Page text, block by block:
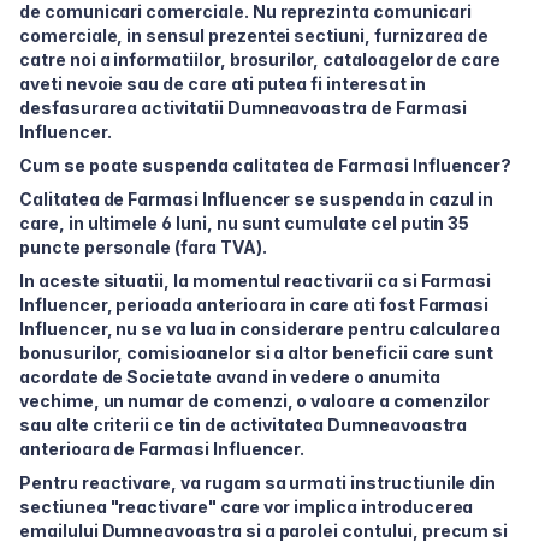
de comunicari comerciale. Nu reprezinta comunicari
comerciale, in sensul prezentei sectiuni, furnizarea de
catre noi a informatiilor, brosurilor, cataloagelor de care
aveti nevoie sau de care ati putea fi interesat in
desfasurarea activitatii Dumneavoastra de Farmasi
Influencer.
Cum se poate suspenda calitatea de Farmasi Influencer?
Calitatea de Farmasi Influencer se suspenda in cazul in
care, in ultimele 6 luni, nu sunt cumulate cel putin 35
puncte personale (fara TVA).
In aceste situatii, la momentul reactivarii ca si Farmasi
Influencer, perioada anterioara in care ati fost Farmasi
Influencer, nu se va lua in considerare pentru calcularea
bonusurilor, comisioanelor si a altor beneficii care sunt
acordate de Societate avand in vedere o anumita
vechime, un numar de comenzi, o valoare a comenzilor
sau alte criterii ce tin de activitatea Dumneavoastra
anterioara de Farmasi Influencer.
Pentru reactivare, va rugam sa urmati instructiunile din
sectiunea "reactivare" care vor implica introducerea
emailului Dumneavoastra si a parolei contului, precum si